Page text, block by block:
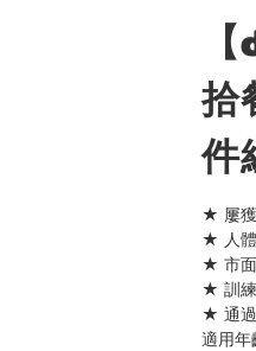
拾
件
★ 屢獲
★ 人體
★ 市面
★ 訓練
★ 通
適用年